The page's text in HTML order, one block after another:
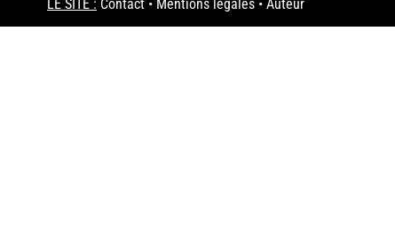
LE SITE : Contact • Mentions légales • Auteur